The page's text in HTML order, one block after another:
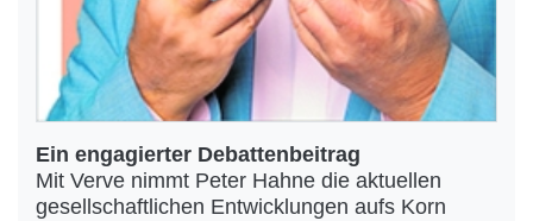
Ein engagierter Debattenbeitrag
Mit Verve nimmt Peter Hahne die aktuellen
gesellschaftlichen Entwicklungen aufs Korn